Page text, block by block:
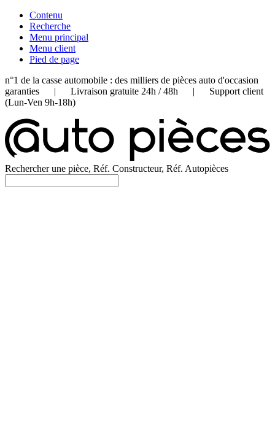
Contenu
Recherche
Menu principal
Menu client
Pied de page
n°1 de la casse automobile : des milliers de pièces auto d'occasion
garanties | Livraison gratuite 24h / 48h | Support client
(Lun-Ven 9h-18h)
Rechercher une pièce, Réf. Constructeur, Réf. Autopièces